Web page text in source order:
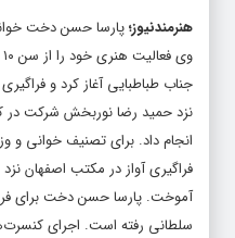
هنرمندنیوز؛پارسا حسن دخت
جناب طباطبایی آغاز کرد و
نزد حمید رضا نوربخش شرکت در
انجام داد. برای تصنیف خوانی و
فراگیری آواز در مکتب اصفهان
آموخت. پارسا حسن دخت برای
سلطانی رفته است. اجرای